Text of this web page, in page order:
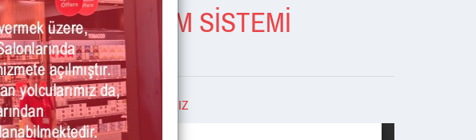
YÖNETİM SİSTEMİ
POLİTİKASI İÇİN TIKLAYINIZ